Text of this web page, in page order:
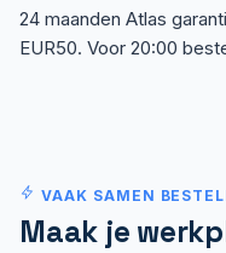
24 maanden Atlas
EUR50. Voor 20:00
VAAK SAMEN
Maak je